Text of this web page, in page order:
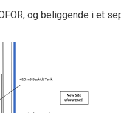
og beliggende i et